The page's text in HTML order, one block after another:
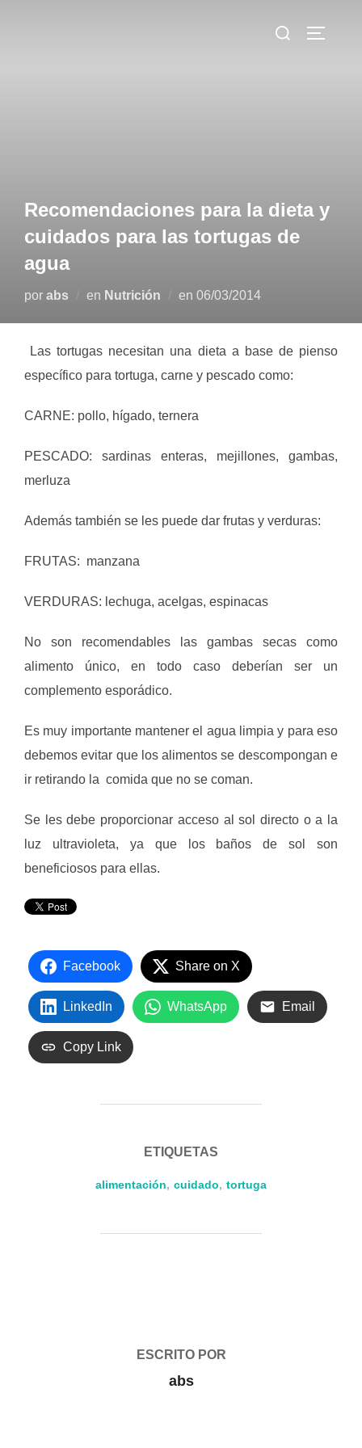
Buscar:
Recomendaciones para la dieta y
cuidados para las tortugas de
agua
por abs en Nutrición en Publicado
06/03/2014
Las tortugas necesitan una dieta a base de pienso
específico para tortuga, carne y pescado como:
CARNE: pollo, hígado, ternera
PESCADO: sardinas enteras, mejillones, gambas,
merluza
Además también se les puede dar frutas y verduras:
FRUTAS: manzana
VERDURAS: lechuga, acelgas, espinacas
No son recomendables las gambas secas como
alimento único, en todo caso deberían ser un
complemento esporádico.
Es muy importante mantener el agua limpia y para eso
debemos evitar que los alimentos se descompongan e
ir retirando la comida que no se coman.
Se les debe proporcionar acceso al sol directo o a la
luz ultravioleta, ya que los baños de sol son
beneficiosos para ellas.
Facebook Share on X
LinkedIn WhatsApp Email
Copy Link
ETIQUETAS
alimentación, cuidado, tortuga
ESCRITO POR
abs